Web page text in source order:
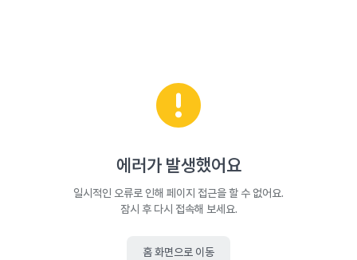
에러가 발생했어요
일시적인 오류로 인해 페이지 접근을 할 수 없어요.
잠시 후 다시 접속해 보세요.
홈 화면으로 이동